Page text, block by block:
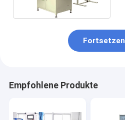
Fortsetzen
Empfohlene Produkte